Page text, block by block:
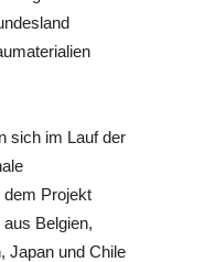
sich im Lauf der
dem Projekt
Belgien,
Japan und Chile